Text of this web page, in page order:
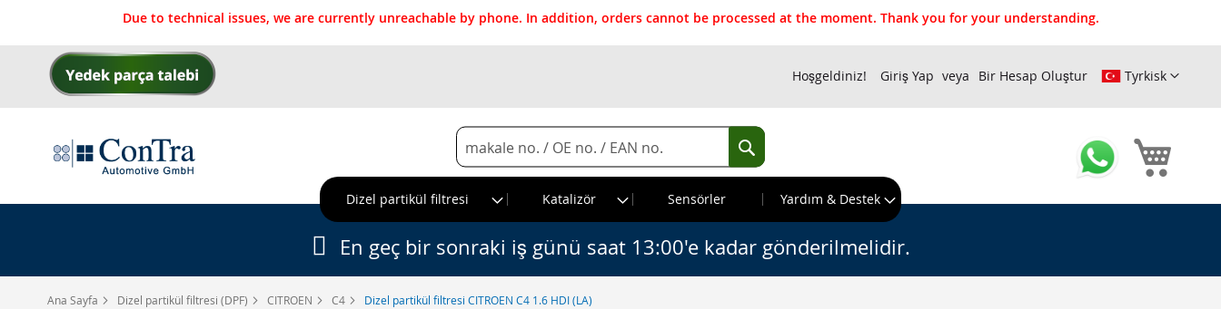
Due to technical issues, we are currently unreachable by phone. In addition, orders cannot be processed at the moment. Thank you for your understanding.
İçeriğe
Tyrkisk
Hoşgeldiniz! Giriş Yap Bir Hesap Oluştur
Search
Search
Dizel partikül filtresi
Katalizör Sensörler Yardım & Destek
Ana Sayfa Dizel partikül filtresi (DPF) CITROEN C4 Dizel partikül filtresi CITROEN C4 1.6 HDI (LA)
En geç bir sonraki iş günü saat 13:00'e kadar gönderilmelidir.